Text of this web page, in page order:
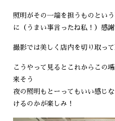
照明がその一端を担うものとい
に（うまい事言ったね私！）感
撮影では美しく店内を切り取っ
こうやって見るとこれからこの
来そう
夜の照明もとーってもいい感じ
けるのかが楽しみ！